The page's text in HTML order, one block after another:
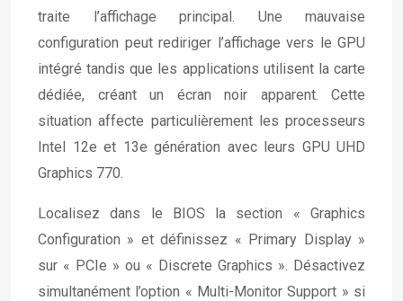
traite l’affichage principal. Une mauvaise
configuration peut rediriger l’affichage vers le GPU
intégré tandis que les applications utilisent la carte
dédiée, créant un écran noir apparent. Cette
situation affecte particulièrement les processeurs
Intel 12e et 13e génération avec leurs GPU UHD
Graphics 770.
Localisez dans le BIOS la section « Graphics
Configuration » et définissez « Primary Display »
sur « PCIe » ou « Discrete Graphics ». Désactivez
simultanément l’option « Multi-Monitor Support » si